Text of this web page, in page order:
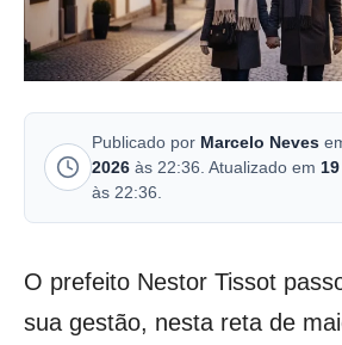
Publicado por Marcelo Neves
2026 às 22:36. Atualizado em
às 22:36.
O prefeito Nestor Tissot
sua gestão, nesta reta de